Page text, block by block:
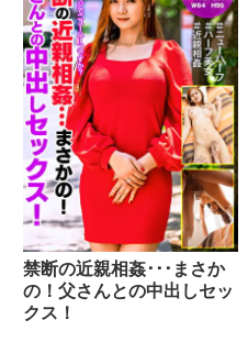
禁断の近親相姦･･･まさか
の！父さんとの中出しセッ
クス！